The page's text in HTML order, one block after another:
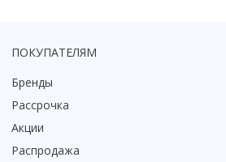
ПОКУПАТЕЛЯМ
Бренды
Рассрочка
Акции
Распродажа